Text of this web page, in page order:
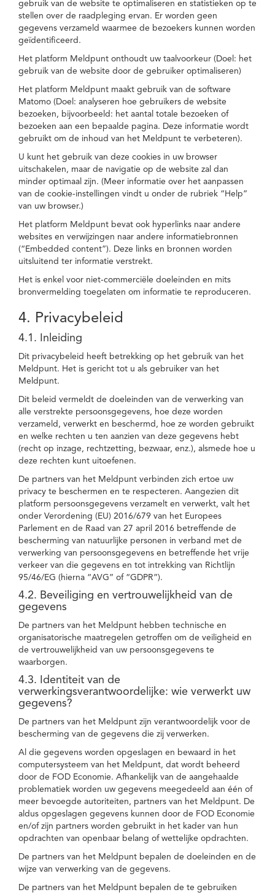
gebruik van de website te optimaliseren en statistieken op te
stellen over de raadpleging ervan. Er worden geen
gegevens verzameld waarmee de bezoekers kunnen worden
geïdentificeerd.
Het platform Meldpunt onthoudt uw taalvoorkeur (Doel: het
gebruik van de website door de gebruiker optimaliseren)
Het platform Meldpunt maakt gebruik van de software
Matomo (Doel: analyseren hoe gebruikers de website
bezoeken, bijvoorbeeld: het aantal totale bezoeken of
bezoeken aan een bepaalde pagina. Deze informatie wordt
gebruikt om de inhoud van het Meldpunt te verbeteren).
U kunt het gebruik van deze cookies in uw browser
uitschakelen, maar de navigatie op de website zal dan
minder optimaal zijn. (Meer informatie over het aanpassen
van de cookie-instellingen vindt u onder de rubriek “Help”
van uw browser.)
Het platform Meldpunt bevat ook hyperlinks naar andere
websites en verwijzingen naar andere informatiebronnen
(“Embedded content”). Deze links en bronnen worden
uitsluitend ter informatie verstrekt.
Het is enkel voor niet-commerciële doeleinden en mits
bronvermelding toegelaten om informatie te reproduceren.
4. Privacybeleid
4.1. Inleiding
Dit privacybeleid heeft betrekking op het gebruik van het
Meldpunt. Het is gericht tot u als gebruiker van het
Meldpunt.
Dit beleid vermeldt de doeleinden van de verwerking van
alle verstrekte persoonsgegevens, hoe deze worden
verzameld, verwerkt en beschermd, hoe ze worden gebruikt
en welke rechten u ten aanzien van deze gegevens hebt
(recht op inzage, rechtzetting, bezwaar, enz.), alsmede hoe u
deze rechten kunt uitoefenen.
De partners van het Meldpunt verbinden zich ertoe uw
privacy te beschermen en te respecteren. Aangezien dit
platform persoonsgegevens verzamelt en verwerkt, valt het
onder Verordening (EU) 2016/679 van het Europees
Parlement en de Raad van 27 april 2016 betreffende de
bescherming van natuurlijke personen in verband met de
verwerking van persoonsgegevens en betreffende het vrije
verkeer van die gegevens en tot intrekking van Richtlijn
95/46/EG (hierna “AVG” of “GDPR”).
4.2. Beveiliging en vertrouwelijkheid van de
gegevens
De partners van het Meldpunt hebben technische en
organisatorische maatregelen getroffen om de veiligheid en
de vertrouwelijkheid van uw persoonsgegevens te
waarborgen.
4.3. Identiteit van de
verwerkingsverantwoordelijke: wie verwerkt uw
gegevens?
De partners van het Meldpunt zijn verantwoordelijk voor de
bescherming van de gegevens die zij verwerken.
Al die gegevens worden opgeslagen en bewaard in het
computersysteem van het Meldpunt, dat wordt beheerd
door de FOD Economie. Afhankelijk van de aangehaalde
problematiek worden uw gegevens meegedeeld aan één of
meer bevoegde autoriteiten, partners van het Meldpunt. De
aldus opgeslagen gegevens kunnen door de FOD Economie
en/of zijn partners worden gebruikt in het kader van hun
opdrachten van openbaar belang of wettelijke opdrachten.
De partners van het Meldpunt bepalen de doeleinden en de
wijze van verwerking van de gegevens.
De partners van het Meldpunt bepalen de te gebruiken